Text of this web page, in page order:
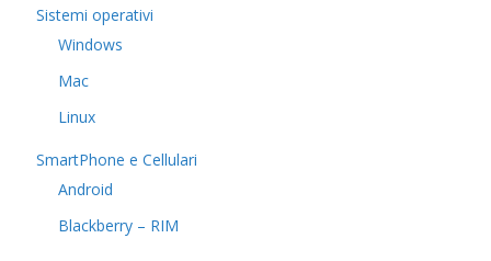
Sistemi operativi
Windows
Mac
Linux
SmartPhone e Cellulari
Android
Blackberry – RIM